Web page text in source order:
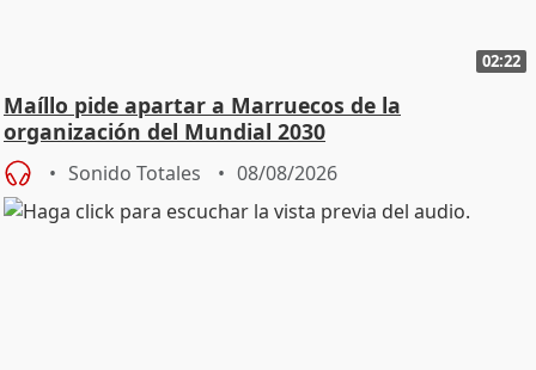
02:22
Maíllo pide apartar a Marruecos de la
organización del Mundial 2030
Sonido Totales 08/08/2026